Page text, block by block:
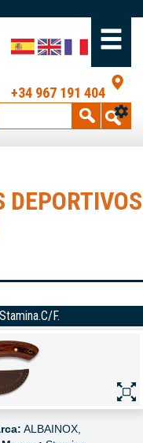
+34 967 191 404
DEPORTIVOS
F.
ALBAINOX,